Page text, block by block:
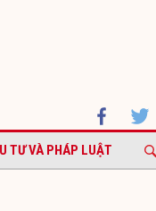
TƯ VÀ PHÁP LUẬT